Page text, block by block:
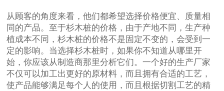
从顾客的角度来看，他们都希望选择价格便宜、质量相
同的产品。至于杉木桩的价格，由于产地不同，生产种
植成本不同，杉木桩的价格不是固定不变的，会受到一
定的影响。当选择杉木桩时，如果你不知道从哪里开
始，你应该从制造商那里分析它们。一个好的生产厂家
不仅可以加工出更好的原材料，而且拥有合适的工艺，
使产品能够满足每个人的使用，而且根据切割工艺的精